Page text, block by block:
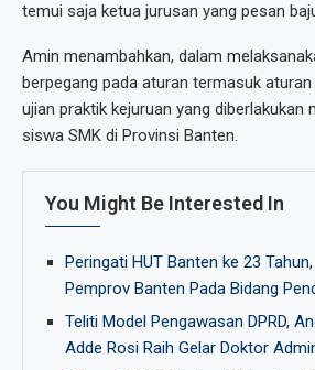
temui saja ketua jurusan yang pesan
Amin menambahkan, dalam
berpegang pada aturan termasuk
ujian praktik kejuruan yang diberlakukan
siswa SMK di Provinsi Banten.
You Might Be Interested In
Peringati HUT Banten ke 23
Pemprov Banten Pada Bidang
Teliti Model Pengawasan DPRD,
Adde Rosi Raih Gelar Doktor